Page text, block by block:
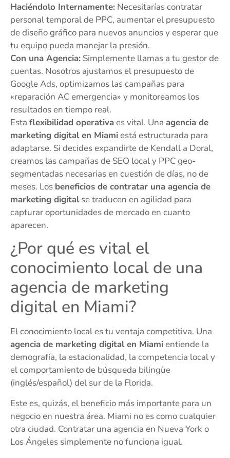
Haciéndolo Internamente: Necesitarías contratar
personal temporal de PPC, aumentar el presupuesto
de diseño gráfico para nuevos anuncios y esperar que
tu equipo pueda manejar la presión.
Con una Agencia: Simplemente llamas a tu gestor de
cuentas. Nosotros ajustamos el presupuesto de
Google Ads, optimizamos las campañas para
«reparación AC emergencia» y monitoreamos los
resultados en tiempo real.
Esta flexibilidad operativaes vital. Una agencia de
marketing digital en Miamiestá estructurada para
adaptarse. Si decides expandirte de Kendall a Doral,
creamos las campañas de SEO local y PPC geo-
segmentadas necesarias en cuestión de días, no de
meses. Los beneficios de contratar una agencia de
marketing digitalse traducen en agilidad para
capturar oportunidades de mercado en cuanto
aparecen.
¿Por qué es vital el
conocimiento local de una
agencia de marketing
digital en Miami?
El conocimiento local es tu ventaja competitiva. Una
agencia de marketing digital en Miamientiende la
demografía, la estacionalidad, la competencia local y
el comportamiento de búsqueda bilingüe
(inglés/español) del sur de la Florida.
Este es, quizás, el beneficio más importante para un
negocio en nuestra área. Miami no es como cualquier
otra ciudad. Contratar una agencia en Nueva York o
Los Ángeles simplemente no funciona igual.